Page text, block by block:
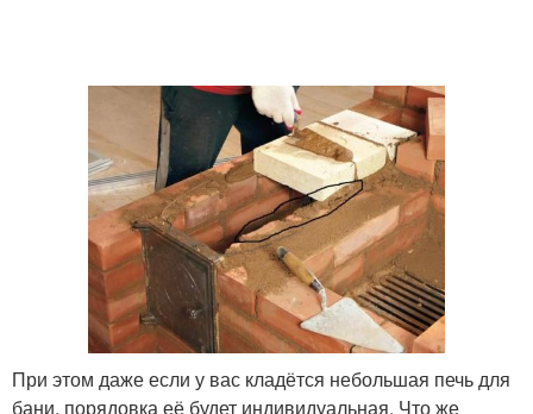
При этом даже если у вас кладётся небольшая печь для
бани, порядовка её будет индивидуальная. Что же